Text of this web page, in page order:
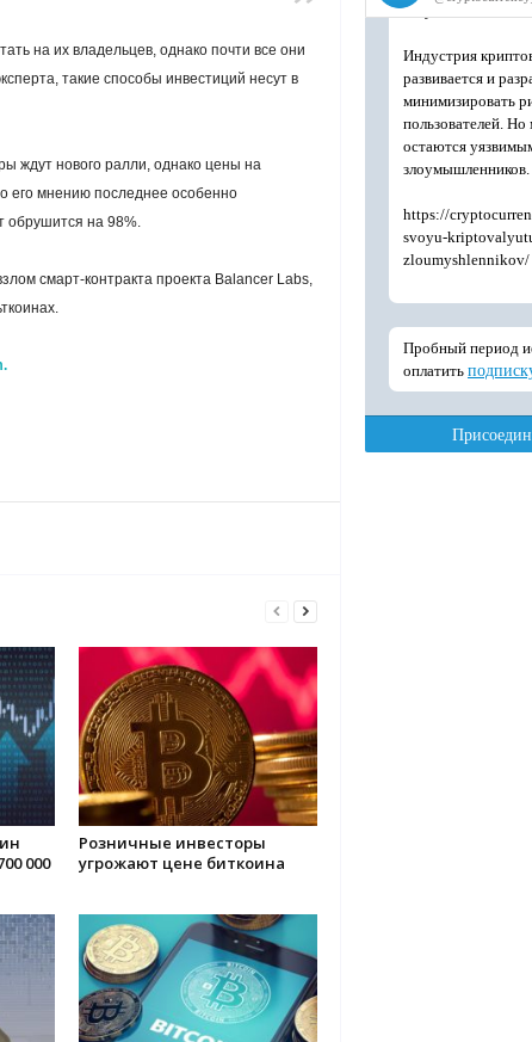
на их владельцев, однако почти все они
такие способы инвестиций несут в
ждут нового ралли, однако цены на
его мнению последнее особенно
обрушится на 98%.
смарт-контракта проекта Balancer Labs,
000
Розничные инвесторы
угрожают цене биткоина